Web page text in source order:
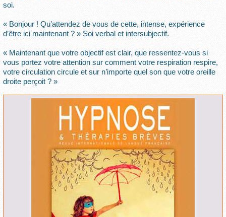
soi.
« Bonjour ! Qu’attendez de vous de cette, intense, expérience
d’être ici maintenant ? » Soi verbal et intersubjectif.
« Maintenant que votre objectif est clair, que ressentez-vous si
vous portez votre attention sur comment votre respiration respire,
votre circulation circule et sur n’importe quel son que votre oreille
droite perçoit ? »